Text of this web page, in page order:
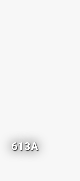
613A